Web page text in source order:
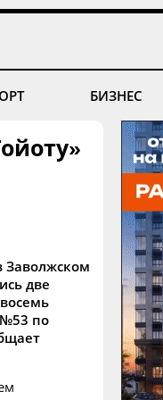
БИЗНЕС
Заволжском
две
по